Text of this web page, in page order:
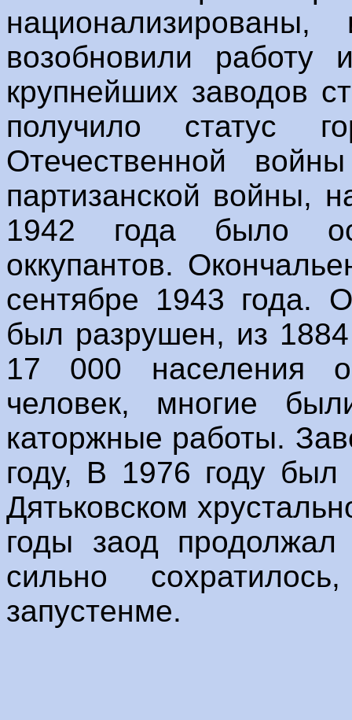
возобновили
крупнейших заводов
получило статус
Отечественной
партизанской войны,
1942 года было
оккупантов.
сентябре 1943 года.
был разрушен, из
17 000 населения
человек, многие
каторжные работы.
году, В 1976 году был
Дятьковском
годы заод продолжал
сильно
запустенме.